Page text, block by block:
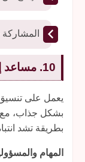
10. مساعد إعداد العروض الترويجية
يعمل على
بشكل جذاب، مع
بطريقة تشد
المهام